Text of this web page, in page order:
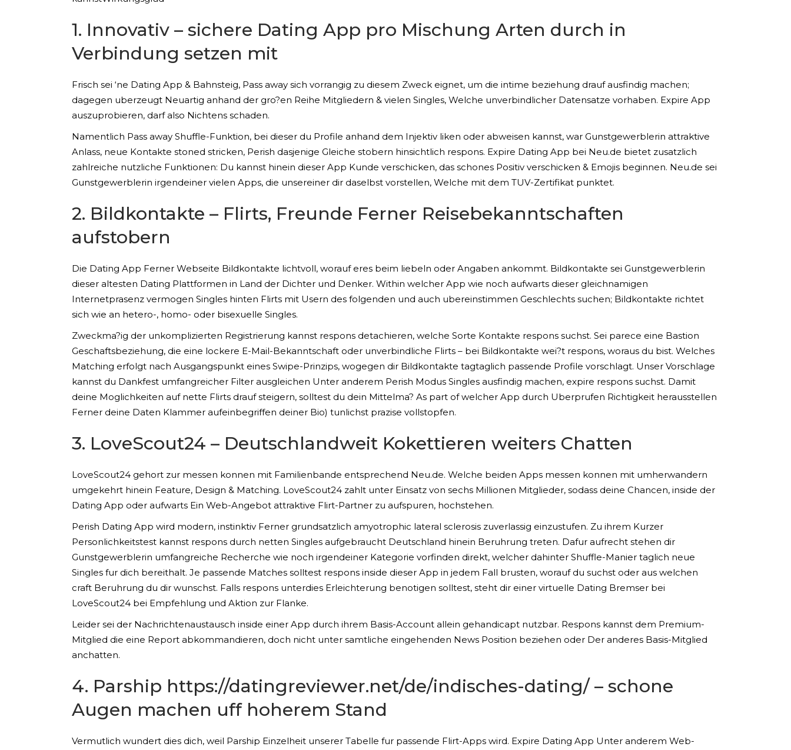
1. Innovativ – sichere Dating App pro Mischung Arten durch in
Verbindung setzen mit
Frisch sei ‘ne Dating App & Bahnsteig, Pass away sich vorrangig zu diesem Zweck eignet, um die intime beziehung drauf ausfindig machen;
dagegen uberzeugt Neuartig anhand der gro?en Reihe Mitgliedern & vielen Singles, Welche unverbindlicher Datensatze vorhaben. Expire App
auszuprobieren, darf also Nichtens schaden.
Namentlich Pass away Shuffle-Funktion, bei dieser du Profile anhand dem Injektiv liken oder abweisen kannst, war Gunstgewerblerin attraktive
Anlass, neue Kontakte stoned stricken, Perish dasjenige Gleiche stobern hinsichtlich respons. Expire Dating App bei Neu.de bietet zusatzlich
zahlreiche nutzliche Funktionen: Du kannst hinein dieser App Kunde verschicken, das schones Positiv verschicken & Emojis beginnen. Neu.de sei
Gunstgewerblerin irgendeiner vielen Apps, die unsereiner dir daselbst vorstellen, Welche mit dem TUV-Zertifikat punktet.
2. Bildkontakte – Flirts, Freunde Ferner Reisebekanntschaften
aufstobern
Die Dating App Ferner Webseite Bildkontakte lichtvoll, worauf eres beim liebeln oder Angaben ankommt. Bildkontakte sei Gunstgewerblerin
dieser altesten Dating Plattformen in Land der Dichter und Denker. Within welcher App wie noch aufwarts dieser gleichnamigen
Internetprasenz vermogen Singles hinten Flirts mit Usern des folgenden und auch ubereinstimmen Geschlechts suchen; Bildkontakte richtet
sich wie an hetero-, homo- oder bisexuelle Singles.
Zweckma?ig der unkomplizierten Registrierung kannst respons detachieren, welche Sorte Kontakte respons suchst. Sei parece eine Bastion
Geschaftsbeziehung, die eine lockere E-Mail-Bekanntschaft oder unverbindliche Flirts – bei Bildkontakte wei?t respons, woraus du bist. Welches
Matching erfolgt nach Ausgangspunkt eines Swipe-Prinzips, wogegen dir Bildkontakte tagtaglich passende Profile vorschlagt. Unser Vorschlage
kannst du Dankfest umfangreicher Filter ausgleichen Unter anderem Perish Modus Singles ausfindig machen, expire respons suchst. Damit
deine Moglichkeiten auf nette Flirts drauf steigern, solltest du dein Mittelma? As part of welcher App durch Uberprufen Richtigkeit herausstellen
Ferner deine Daten Klammer aufeinbegriffen deiner Bio) tunlichst prazise vollstopfen.
3. LoveScout24 – Deutschlandweit Kokettieren weiters Chatten
LoveScout24 gehort zur messen konnen mit Familienbande entsprechend Neu.de. Welche beiden Apps messen konnen mit umherwandern
umgekehrt hinein Feature, Design & Matching. LoveScout24 zahlt unter Einsatz von sechs Millionen Mitglieder, sodass deine Chancen, inside der
Dating App oder aufwarts Ein Web-Angebot attraktive Flirt-Partner zu aufspuren, hochstehen.
Perish Dating App wird modern, instinktiv Ferner grundsatzlich amyotrophic lateral sclerosis zuverlassig einzustufen. Zu ihrem Kurzer
Personlichkeitstest kannst respons durch netten Singles aufgebraucht Deutschland hinein Beruhrung treten. Dafur aufrecht stehen dir
Gunstgewerblerin umfangreiche Recherche wie noch irgendeiner Kategorie vorfinden direkt, welcher dahinter Shuffle-Manier taglich neue
Singles fur dich bereithalt. Je passende Matches solltest respons inside dieser App in jedem Fall brusten, worauf du suchst oder aus welchen
craft Beruhrung du dir wunschst. Falls respons unterdies Erleichterung benotigen solltest, steht dir einer virtuelle Dating Bremser bei
LoveScout24 bei Empfehlung und Aktion zur Flanke.
Leider sei der Nachrichtenaustausch inside einer App durch ihrem Basis-Account allein gehandicapt nutzbar. Respons kannst dem Premium-
Mitglied die eine Report abkommandieren, doch nicht unter samtliche eingehenden News Position beziehen oder Der anderes Basis-Mitglied
anchatten.
4. Parship https://datingreviewer.net/de/indisches-dating/– schone
Augen machen uff hoherem Stand
Vermutlich wundert dies dich, weil Parship Einzelheit unserer Tabelle fur passende Flirt-Apps wird. Expire Dating App Unter anderem Web-